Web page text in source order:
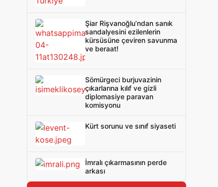
Şiar Rişvanoğlu’ndan sanık
sandalyesini ezilenlerin
kürsüsüne çeviren savunma
ve beraat!
Sömürgeci burjuvazinin
çıkarlarına kılıf ve gizli
diplomasiye paravan
komisyonu
Kürt sorunu ve sınıf siyaseti
İmralı çıkarmasının perde
arkası